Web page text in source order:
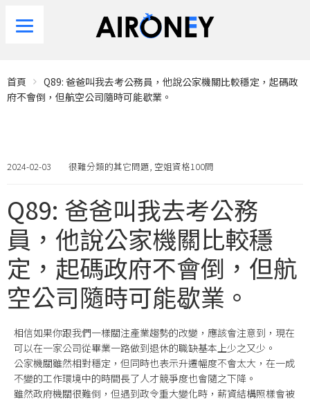
首頁
Q89: 爸爸叫我去考公務員，他說公家機關比較穩定，起碼政
府不會倒，但航空公司隨時可能歇業。
2024-02-03 很難分類的其它問題, 空姐資格100問
Q89: 爸爸叫我去考公務
員，他說公家機關比較穩
定，起碼政府不會倒，但航
空公司隨時可能歇業。
相信如果你跟我們一樣關注產業趨勢的改變，應該會注意到，現在
可以在一家公司從畢業一路做到退休的職缺基本上少之又少。
公家機關雖然相對穩定，但同時也表示升遷幅度不會太大，在一成
不變的工作環境中的時間長了人才競爭度也會隨之下降。
雖然政府機關很難倒，但遇到政令重大變化時，薪資結構照樣會被